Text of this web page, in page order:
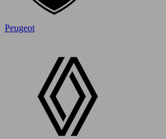
Peugeot